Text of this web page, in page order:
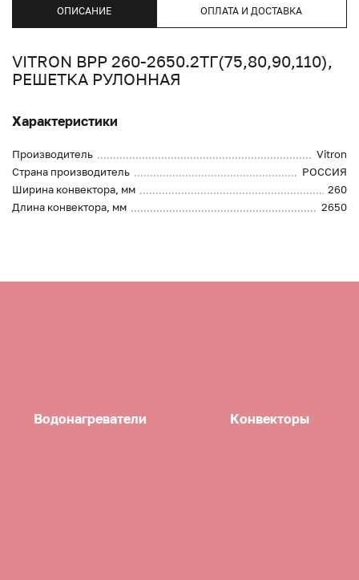
ОПИСАНИЕ ОПЛАТА И ДОСТАВКА
VITRON ВРР 260-2650.2ТГ(75,80,90,110),
РЕШЕТКА РУЛОННАЯ
Характеристики
Производитель
Vitron
Страна производитель
РОССИЯ
Ширина конвектора, мм
260
Длина конвектора, мм
2650
Водонагреватели Конвекторы